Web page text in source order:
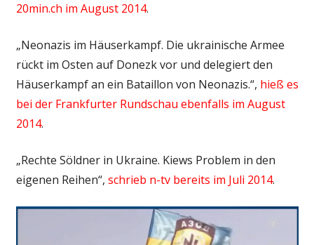
20min.ch im August 2014.
„Neonazis im Häuserkampf. Die ukrainische Armee
rückt im Osten auf Donezk vor und delegiert den
Häuserkampf an ein Bataillon von Neonazis.“, hieß es
bei der Frankfurter Rundschau ebenfalls im August
2014.
„Rechte Söldner in Ukraine. Kiews Problem in den
eigenen Reihen“, schrieb n-tv bereits im Juli 2014.